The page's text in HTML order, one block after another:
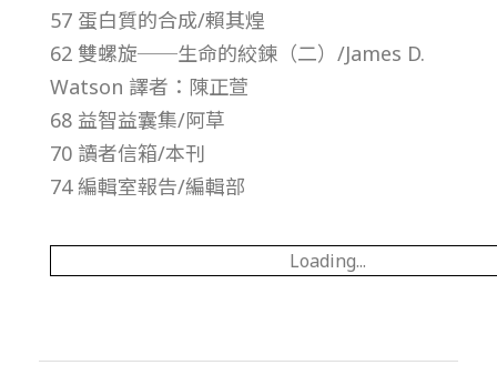
總
號
第
期
57 蛋白質的合成/賴其煌
62 雙螺旋──生命的絞鍊（二）/James D.
Watson 譯者：陳正萱
68 益智益囊集/阿草
70 讀者信箱/本刊
74 編輯室報告/編輯部
Loading...